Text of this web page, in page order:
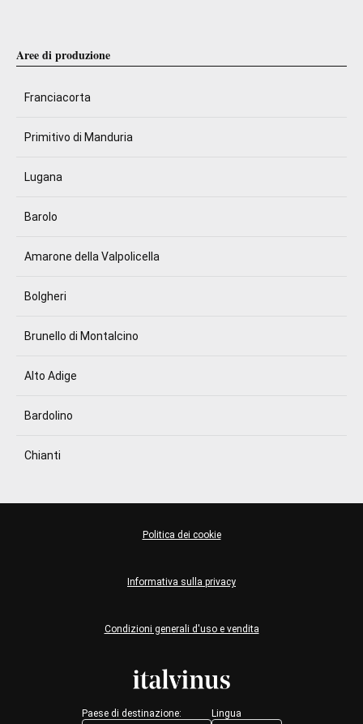
Aree di produzione
Franciacorta
Primitivo di Manduria
Lugana
Barolo
Amarone della Valpolicella
Bolgheri
Brunello di Montalcino
Alto Adige
Bardolino
Chianti
Paese di destinazione: Lingua
Condizioni generali d'uso e vendita
Informativa sulla privacy
Politica dei cookie